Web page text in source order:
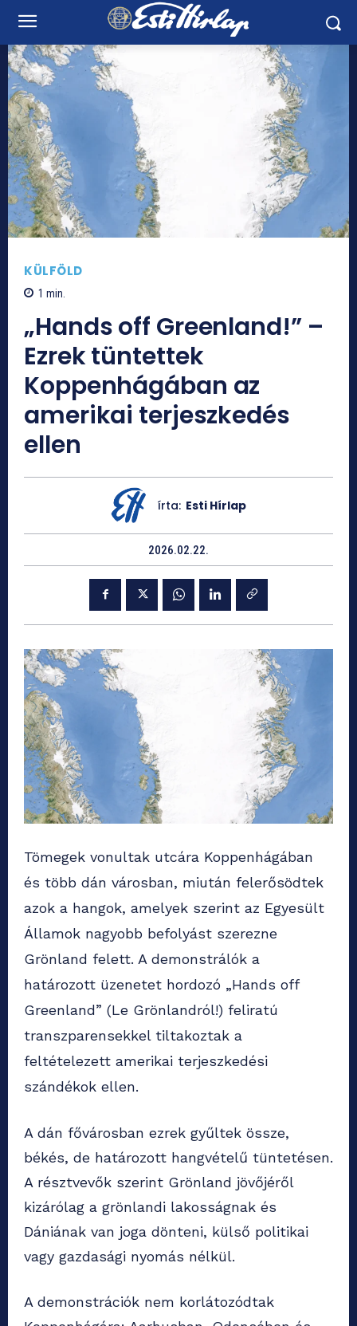
KÜLFÖLD
1 min.
„Hands off Greenland!” –
Ezrek tüntettek
Koppenhágában az
amerikai terjeszkedés
ellen
írta: Esti Hírlap
2026.02.22.
Tömegek vonultak utcára Koppenhágában
és több dán városban, miután felerősödtek
azok a hangok, amelyek szerint az Egyesült
Államok nagyobb befolyást szerezne
Grönland felett. A demonstrálók a
határozott üzenetet hordozó „Hands off
Greenland” (Le Grönlandról!) feliratú
transzparensekkel tiltakoztak a
feltételezett amerikai terjeszkedési
szándékok ellen.
A dán fővárosban ezrek gyűltek össze,
békés, de határozott hangvételű tüntetésen.
A résztvevők szerint Grönland jövőjéről
kizárólag a grönlandi lakosságnak és
Dániának van joga dönteni, külső politikai
vagy gazdasági nyomás nélkül.
A demonstrációk nem korlátozódtak